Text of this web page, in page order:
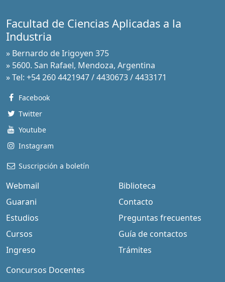
Facultad de Ciencias Aplicadas a la
Industria
» Bernardo de Irigoyen 375
» 5600. San Rafael, Mendoza, Argentina
» Tel: +54 260 4421947 / 4430673 / 4433171
Facebook
Twitter
Youtube
Instagram
Suscripción a boletín
Webmail
Guarani
Estudios
Cursos
Ingreso
Biblioteca
Contacto
Preguntas frecuentes
Guía de contactos
Trámites
Concursos Docentes